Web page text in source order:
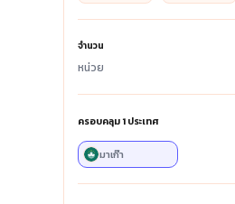
จำนวน
หน่วย
ครอบคลุม1ประเทศ
มาเก๊า